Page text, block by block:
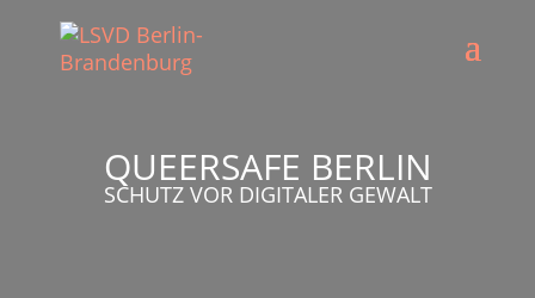
QUEERSAFE BERLIN
SCHUTZ VOR DIGITALER GEWALT